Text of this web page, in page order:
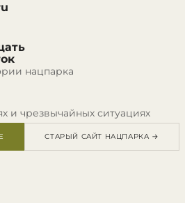
нацпарка
и чрезвычайных ситуациях
СТАРЫЙ САЙТ НАЦПАРКА →